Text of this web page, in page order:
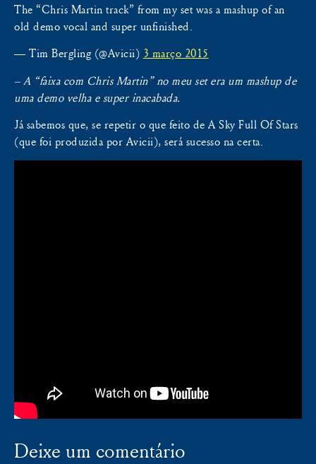
The “Chris Martin track” from my set was a mashup of an
old demo vocal and super unfinished.
— Tim Bergling (@Avicii) 3 março 2015
– A “faixa com Chris Martin” no meu set era um mashup de
uma demo velha e super inacabada.
Já sabemos que, se repetir o que feito de A Sky Full Of Stars
(que foi produzida por Avicii), será sucesso na certa.
Deixe um comentário